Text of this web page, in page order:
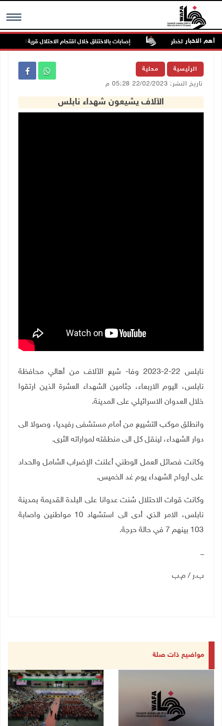
MENU أهم الاخبار
المهددة بالخطر إصابات بالاختناق خلال اقتحام الاحتلال قرية المغير
الرئيسية محلية
تاريخ النشر: 22/02/2023 05:28 م
الآلاف يشيعون شهداء نابلس
نابلس 22-2-2023 وفا- شيع الآلاف من أهالي محافظة
نابلس، اليوم الاربعاء، جثامين الشهداء العشرة الذين ارتقوا
خلال العدوان الاسرائيلي على المدينة.
وانطلق موكب التشييع من أمام مستشفى رفيديا، وصولا الى
دوار الشهداء، لينقل كل الى منطقته لمواراته الثرى.
وكانت فصائل العمل الوطني أعلنت الإضراب الشامل والحداد
على أرواح الشهداء يوم غد الخميس.
وكانت قوات الاحتلال شنت عدوانا على البلدة القديمة بمدينة
نابلس، الامر الذي أدى الى استشهاد 10 مواطنين واصابة
103 بينهم 7 في حالة حرجة
.
ـــ
ب.ر / م.ب
مواضيع ذات صلة